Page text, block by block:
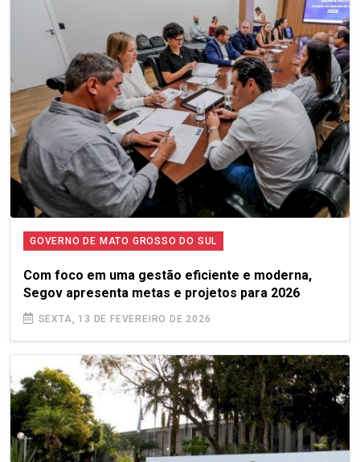
GOVERNO DE MATO GROSSO DO SUL
Com foco em uma gestão eficiente e moderna,
Segov apresenta metas e projetos para 2026
SEXTA, 13 DE FEVEREIRO DE 2026